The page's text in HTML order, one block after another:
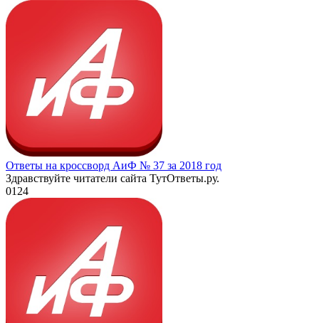
Ответы на кроссворд АиФ № 37 за 2018 год
Здравствуйте читатели сайта ТутОтветы.ру.
0124